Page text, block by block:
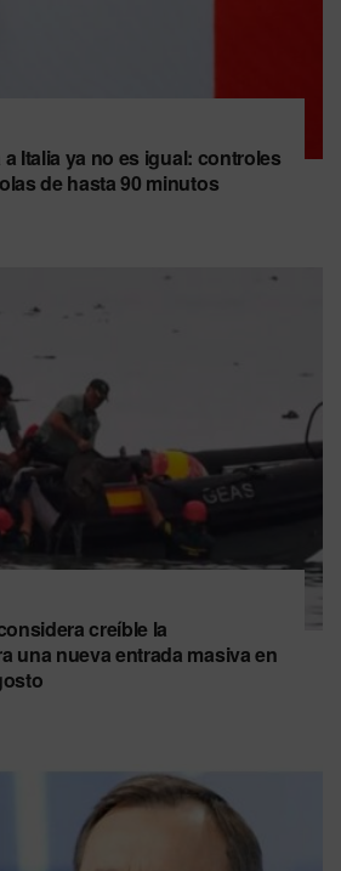
Italia ya no es igual: controles
de hasta 90 minutos
creíble la
una nueva entrada masiva en